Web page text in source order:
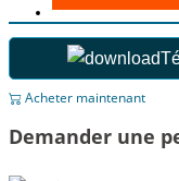
Acheter maintenant
Demander une